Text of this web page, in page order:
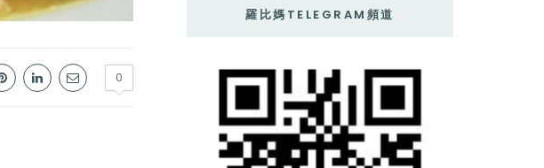
0
羅比媽TELEGRAM頻道